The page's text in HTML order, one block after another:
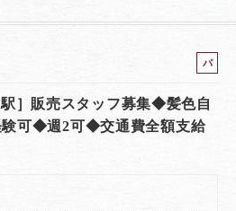
パ
ト
駅］販売スタッフ募集◆髪色自
可◆週2可◆交通費全額支給